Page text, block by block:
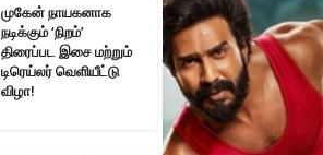
முகேன் நாயகனாக
நடிக்கும் ‘நிறம்’
திரைப்பட இசை மற்றும்
டிரெய்லர் வெளியீட்டு
விழா!